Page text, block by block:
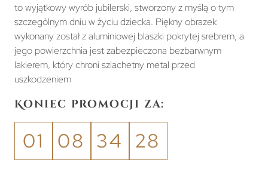
to wyjątkowy wyrób jubilerski, stworzony z myślą o tym
szczególnym dniu w życiu dziecka. Piękny obrazek
wykonany został z aluminiowej blaszki pokrytej srebrem, a
jego powierzchnia jest zabezpieczona bezbarwnym
lakierem, który chroni szlachetny metal przed
uszkodzeniem
Koniec promocji za:
01 08 34 27